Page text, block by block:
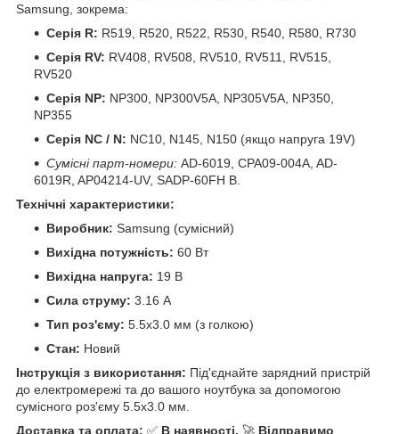
Samsung, зокрема:
Серія R: R519, R520, R522, R530, R540, R580, R730
Серія RV: RV408, RV508, RV510, RV511, RV515,
RV520
Серія NP: NP300, NP300V5A, NP305V5A, NP350,
NP355
Серія NC / N: NC10, N145, N150 (якщо напруга 19V)
Сумісні парт-номери: AD-6019, CPA09-004A, AD-
6019R, AP04214-UV, SADP-60FH B.
Технічні характеристики:
Виробник: Samsung (сумісний)
Вихідна потужність: 60 Вт
Вихідна напруга: 19 В
Сила струму: 3.16 А
Тип роз'єму: 5.5x3.0 мм (з голкою)
Стан: Новий
Інструкція з використання: Під'єднайте зарядний пристрій
до електромережі та до вашого ноутбука за допомогою
сумісного роз'єму 5.5x3.0 мм.
Доставка та оплата: ✅ В наявності. 🚀 Відправимо